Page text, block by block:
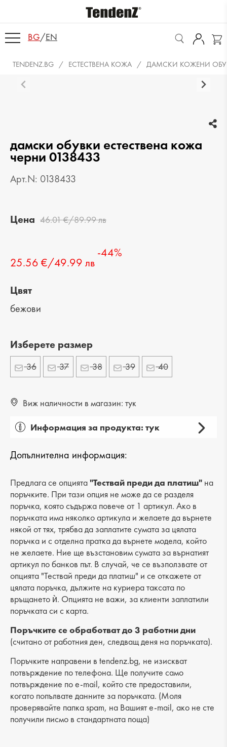
BG/EN
TENDENZ.BG ЕСТЕСТВЕНА КОЖА ДАМСКИ КОЖЕНИ
дамски обувки естествена кожа
черни 0138433
Арт.N: 0138433
Цена 46.01 €/89.99 лв
25.56 €/49.99 лв
-44%
Цвят
бежови
Изберете размер
36 37 38 39 40
Виж наличности в магазин: тук
Информация за продукта: тук
Вид на продукта: ежедневни
Категория: обувки
Лицев материал: естествена кожа
Хастар: естествена кожа
Ходило/Подметка: ток
Вид стелка: комфортна от естествена кожа
Височина на тока: 6 cm
Разстояние от петата до горната част: 7 cm
Допълнителна информация:
Предлага се опцията"Тествай преди да платиш" на
поръчките. При тази опция не може да се разделя
поръчка, която съдържа повече от 1 артикул. Ако в
поръчката има няколко артикула и желаете да върнете
някой от тях, трябва да заплатите сумата за цялата
поръчка и с отделна пратка да върнете модела, който
не желаете. Ние ще възстановим сумата за върнатият
артикул по банков път. В случай, че се възползвате от
опцията "Тествай преди да платиш" и се откажете от
цялата поръчка, дължите на куриера таксата по
връщането ѝ. Опцията не важи, за клиенти заплатили
поръчката си с карта.
Поръчките се обработват до 3 работни дни
(считано от работния ден, следващ деня на поръчката).
Поръчките направени в tendenz.bg, не изискват
потвърждение по телефона. Ще получите само
потвърждение по e-mail, който сте предоставили,
когато попълвате данните за поръчката. (Моля
проверявайте папка spam, на Вашият e-mail, ако не сте
получили писмо в стандартната поща)